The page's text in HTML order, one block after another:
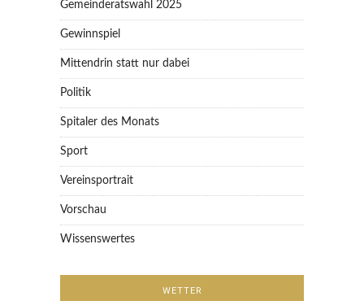
Gemeinderatswahl 2025
Gewinnspiel
Mittendrin statt nur dabei
Politik
Spitaler des Monats
Sport
Vereinsportrait
Vorschau
Wissenswertes
WETTER